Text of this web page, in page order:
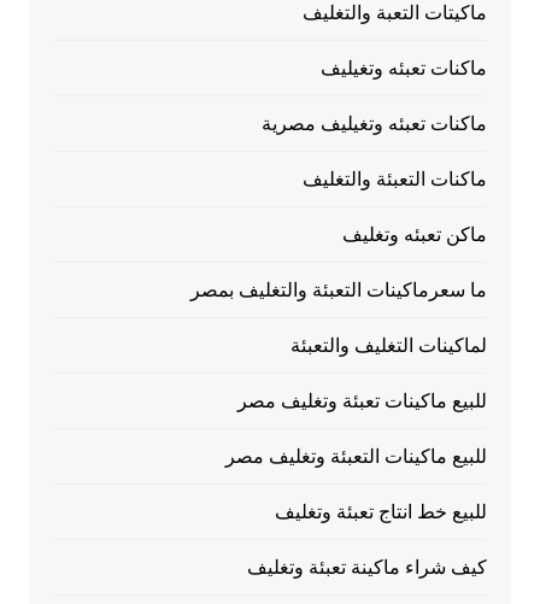
ماكيتات التعبة والتغليف
ماكنات تعبئه وتغيليف
ماكنات تعبئه وتغيليف مصرية
ماكنات التعبئة والتغليف
ماكن تعبئه وتغليف
ما سعرماكينات التعبئة والتغليف بمصر
لماكينات التغليف والتعبئة
للبيع ماكينات تعبئة وتغليف مصر
للبيع ماكينات التعبئة وتغليف مصر
للبيع خط انتاج تعبئة وتغليف
كيف شراء ماكينة تعبئة وتغليف